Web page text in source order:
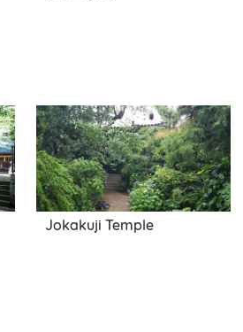
Jokakuji Temple